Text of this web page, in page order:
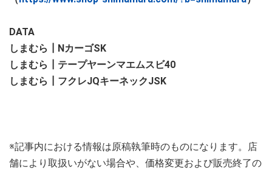
DATA
しまむら┃NカーゴSK
しまむら┃テープヤーンマエムスビ40
しまむら┃フクレJQキーネックJSK
※記事内における情報は原稿執筆時のものになります。店
舗により取扱いがない場合や、価格変更および販売終了の